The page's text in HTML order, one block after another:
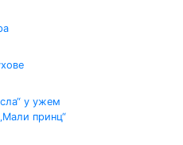
у ужем
принц“